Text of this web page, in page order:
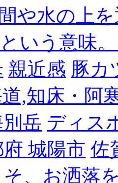
や水の上
いう意味
親近感 豚カ
,知床・阿
岳 ディス
城陽市 佐
そ、お洒落